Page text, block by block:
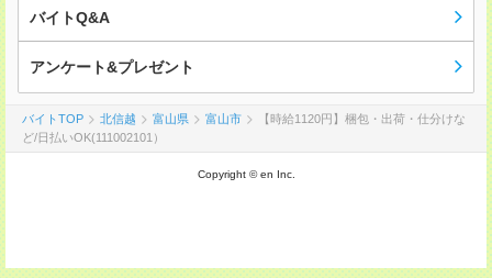
バイトQ&A
アンケート&プレゼント
バイトTOP 北信越 富山県 富山市
【時給1120円】梱包・出荷・仕分けな
ど/日払いOK(111002101）
Copyright © en Inc.